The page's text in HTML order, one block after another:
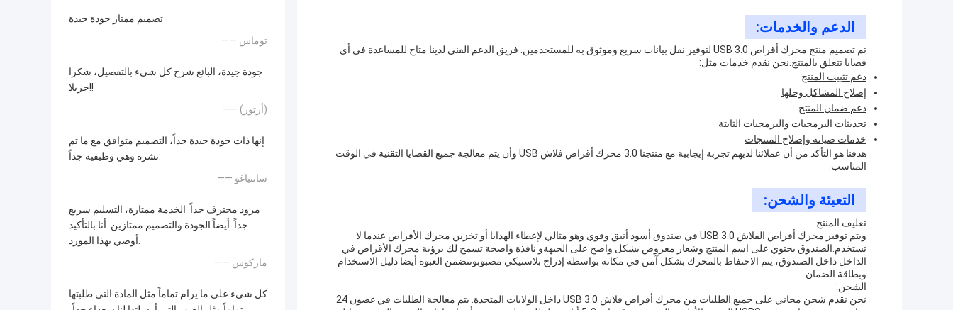
تصميم ممتاز جودة جيدة
—— توماس
جودة جيدة، البائع شرح كل شيء بالتفصيل، شكرا
جزيلا!!
—— (أرتور)
إنها ذات جودة جيدة جداً، التصميم متوافق مع ما تم
نشره وهي وظيفية جداً.
—— سانتياغو
مزود محترف جداً. الخدمة ممتازة، التسليم سريع
جداً. أيضاً الجودة والتصميم ممتازين. أنا بالتأكيد
أوصي بهذا المورد.
—— ماركوس
كل شيء على ما يرام تماماً مثل المادة التي طلبتها
الدعم والخدمات:
تم تصميم منتج محرك أقراص USB 3.0 لتوفير نقل بيانات سريع وموثوق به للمستخدمين. فريق الدعم الفني لدينا متاح للمساعدة في أي
قضايا تتعلق بالمنتج.نحن نقدم خدمات مثل:
دعم تثبيت المنتج
إصلاح المشاكل وحلها
دعم ضمان المنتج
تحديثات البرمجيات والبرمجيات الثابتة
خدمات صيانة وإصلاح المنتجات
هدفنا هو التأكد من أن عملائنا لديهم تجربة إيجابية مع منتجنا 3.0 محرك أقراص فلاش USB وأن يتم معالجة جميع القضايا التقنية في الوقت
المناسب.
التعبئة والشحن:
تغليف المنتج:
ويتم توفير محرك أقراص الفلاش USB 3.0 في صندوق أسود أنيق وقوي وهو مثالي لإعطاء الهدايا أو تخزين محرك الأقراص عندما لا
تستخدم.الصندوق يحتوي على اسم المنتج وشعار معروض بشكل واضح على الجبهةو نافذة واضحة تسمح لك برؤية محرك الأقراص في
الداخل داخل الصندوق، يتم الاحتفاظ بالمحرك بشكل آمن في مكانه بواسطة إدراج بلاستيكي مصبوبوتتضمن العبوة أيضا دليل الاستخدام
وبطاقة الضمان.
الشحن:
نحن نقدم شحن مجاني على جميع الطلبات من محرك أقراص فلاش USB 3.0 داخل الولايات المتحدة. يتم معالجة الطلبات في غضون 24